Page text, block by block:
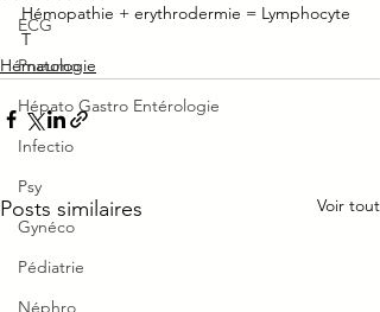
ECG
Pneumo
Hépato Gastro Entérologie
Infectio
Psy
Gynéco
Pédiatrie
Néphro
Hémopathie + erythrodermie = Lymphocyte
T
Hématologie
Posts similaires Voir tout